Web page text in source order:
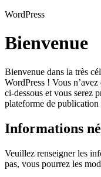
WordPress
Bienvenue
Bienvenue dans la très
WordPress ! Vous
ci-dessous et vous serez
plateforme de publication
Informations
Veuillez renseigner les
pas, vous pourrez les